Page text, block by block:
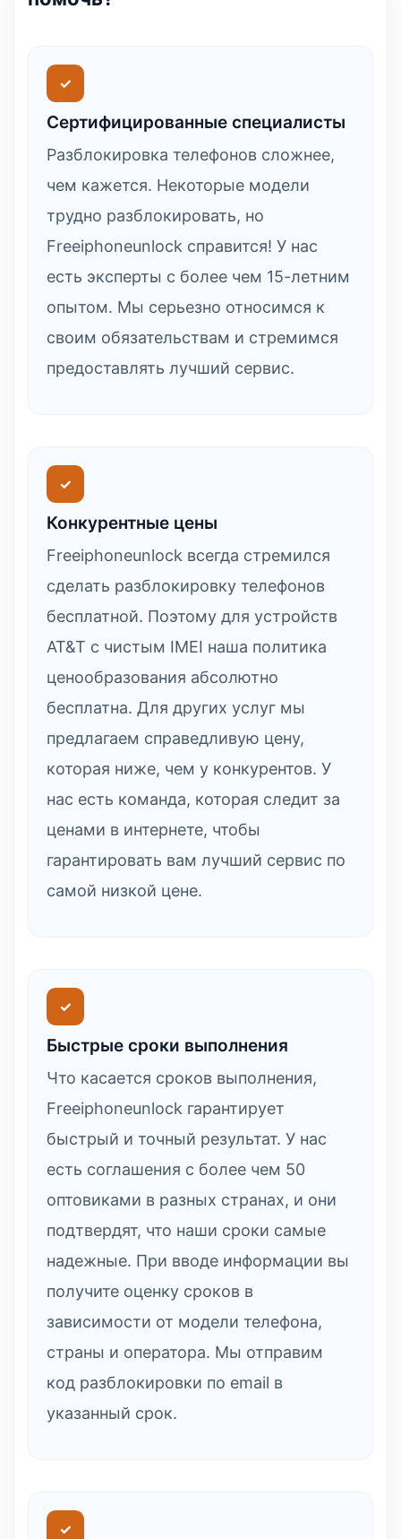
✓
Сертифицированные специалисты
Разблокировка телефонов сложнее,
чем кажется. Некоторые модели
трудно разблокировать, но
Freeiphoneunlock справится! У нас
есть эксперты с более чем 15-летним
опытом. Мы серьезно относимся к
своим обязательствам и стремимся
предоставлять лучший сервис.
✓
Конкурентные цены
Freeiphoneunlock всегда стремился
сделать разблокировку телефонов
бесплатной. Поэтому для устройств
AT&T с чистым IMEI наша политика
ценообразования абсолютно
бесплатна. Для других услуг мы
предлагаем справедливую цену,
которая ниже, чем у конкурентов. У
нас есть команда, которая следит за
ценами в интернете, чтобы
гарантировать вам лучший сервис по
самой низкой цене.
✓
Быстрые сроки выполнения
Что касается сроков выполнения,
Freeiphoneunlock гарантирует
быстрый и точный результат. У нас
есть соглашения с более чем 50
оптовиками в разных странах, и они
подтвердят, что наши сроки самые
надежные. При вводе информации вы
получите оценку сроков в
зависимости от модели телефона,
страны и оператора. Мы отправим
код разблокировки по email в
указанный срок.
✓